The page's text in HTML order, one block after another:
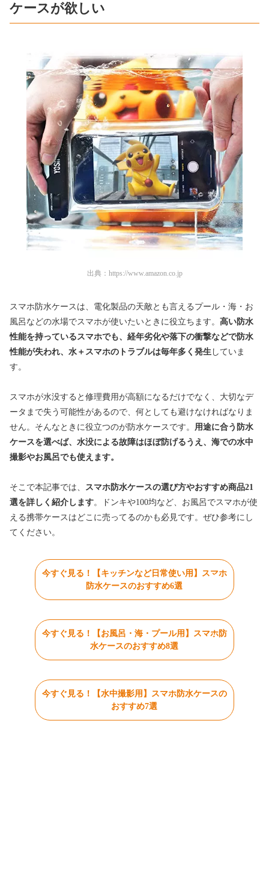
ケースが欲しい
出典： https://www.amazon.co.jp
スマホ防水ケースは、電化製品の天敵とも言えるプール・海・お
風呂などの水場でスマホが使いたいときに役立ちます。 高い防水
性能を持っているスマホでも、経年劣化や落下の衝撃などで防水
性能が失われ、水＋スマホのトラブルは毎年多く発生 していま
す。
スマホが水没すると修理費用が高額になるだけでなく、大切なデ
ータまで失う可能性があるので、何としても避けなければなりま
せん。そんなときに役立つのが防水ケースです。 用途に合う防水
ケースを選べば、水没による故障はほぼ防げるうえ、 海での水中
撮影やお風呂でも使えます。
そこで本記事では、 スマホ防水ケースの選び方やおすすめ商品21
選を詳しく紹介します。ドンキや100均など、お風呂でスマホが使
える携帯ケースはどこに売ってるのかも必見です。ぜひ参考にし
てください。
今すぐ見る！【キッチンなど日常使い用】スマホ
防水ケースのおすすめ6選
今すぐ見る！【お風呂・海・プール用】スマホ防
水ケースのおすすめ8選
今すぐ見る！【水中撮影用】スマホ防水ケースの
おすすめ7選